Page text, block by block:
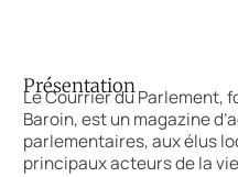
Présentation
Le Courrier du Parlement,
Baroin, est un magazine
parlementaires, aux élus
principaux acteurs de la